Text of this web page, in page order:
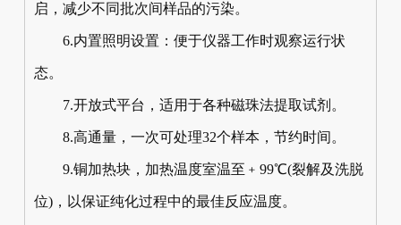
启，减少不同批次间样品的污染。
6.内置照明设置：便于仪器工作时观察运行状
态。
7.开放式平台，适用于各种磁珠法提取试剂。
8.高通量，一次可处理32个样本，节约时间。
9.铜加热块，加热温度室温至﹢99℃(裂解及洗脱
位)，以保证纯化过程中的最佳反应温度。